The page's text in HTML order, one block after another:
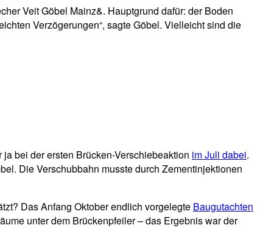
Veit Göbel Mainz&. Hauptgrund dafür: der Boden
Verzögerungen“, sagte Göbel. Vielleicht sind die
bei der ersten Brücken-Verschiebeaktion im Juli dabei.
Die Verschubbahn musste durch Zementinjektionen
Das Anfang Oktober endlich vorgelegte Baugutachten
unter dem Brückenpfeiler – das Ergebnis war der